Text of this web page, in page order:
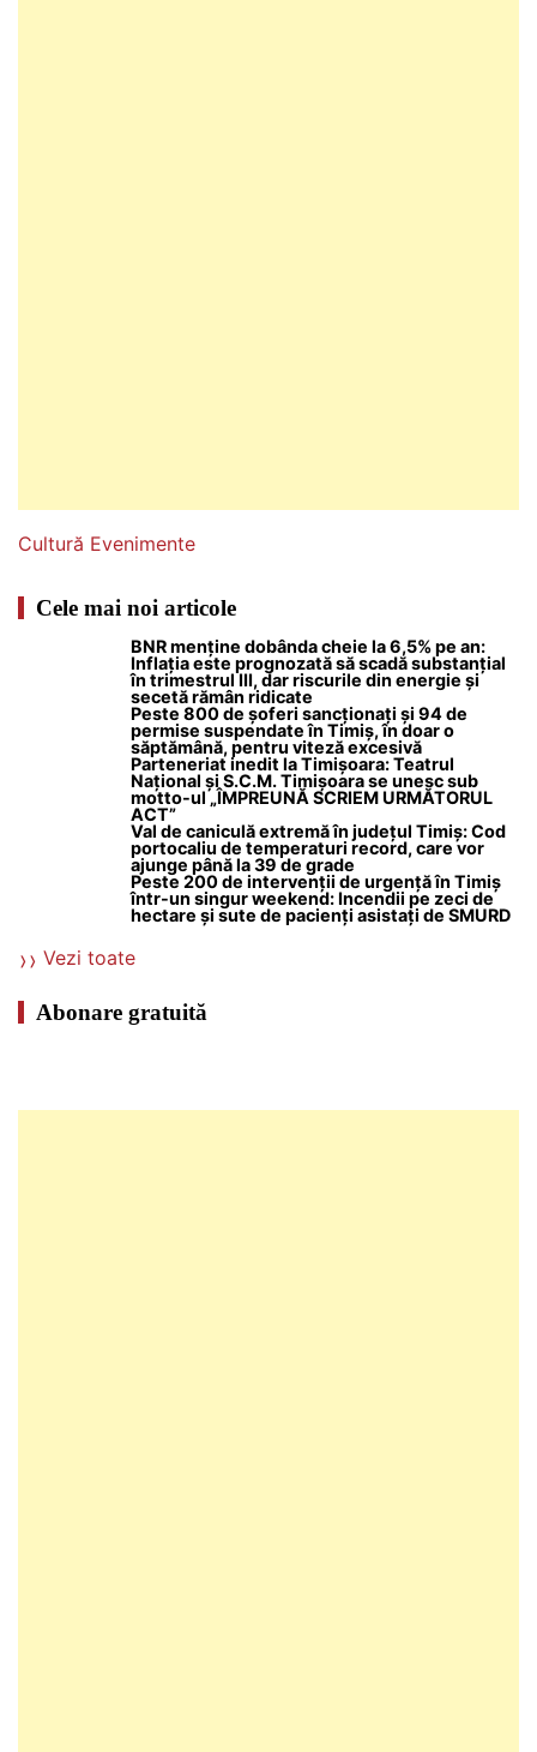
Cultură Evenimente
Cele mai noi articole
BNR menține dobânda cheie la 6,5% pe an:
Inflația este prognozată să scadă substanțial
în trimestrul III, dar riscurile din energie și
secetă rămân ridicate
Peste 800 de șoferi sancționați și 94 de
permise suspendate în Timiș, în doar o
săptămână, pentru viteză excesivă
Parteneriat inedit la Timișoara: Teatrul
Național și S.C.M. Timișoara se unesc sub
motto-ul „ÎMPREUNĂ SCRIEM URMĂTORUL
ACT”
Val de caniculă extremă în județul Timiș: Cod
portocaliu de temperaturi record, care vor
ajunge până la 39 de grade
Peste 200 de intervenții de urgență în Timiș
într-un singur weekend: Incendii pe zeci de
hectare și sute de pacienți asistați de SMURD
Vezi toate
Abonare gratuită